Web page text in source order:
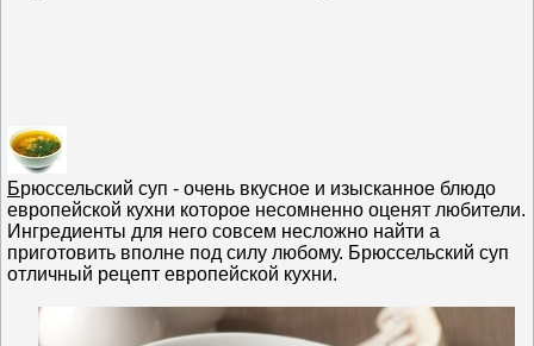
Брюссельский суп - очень вкусное и изысканное блюдо
европейской кухни которое несомненно оценят любители.
Ингредиенты для него совсем несложно найти а
приготовить вполне под силу любому. Брюссельский суп
отличный рецепт европейской кухни.